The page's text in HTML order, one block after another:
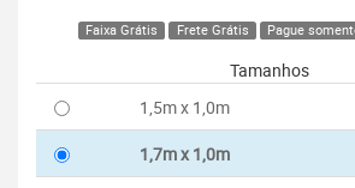
Faixa Grátis Frete Grátis Pague
Tamanhos
1,5m x 1,0m
1,7m x 1,0m